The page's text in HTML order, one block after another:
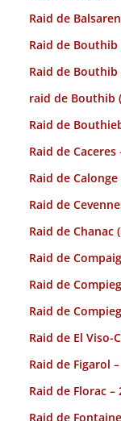
Raid de
Raid de Bouthib
Raid de Bouthib
raid de Bouthib
Raid de
Raid de Caceres
Raid de Calonge
Raid de
Raid de Chanac
Raid de
Raid de
Raid de
Raid de El Viso-
Raid de Figarol –
Raid de Florac –
Raid de